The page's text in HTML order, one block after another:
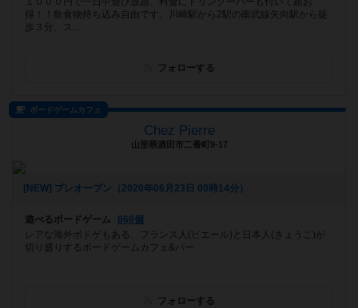
得！！飲食物持ち込み自由です。川崎駅から2駅の南武線矢向駅から徒
歩３分、ス...
フォローする
ボードゲームカフェ
Chez Pierre
山形県酒田市二番町9-17
[NEW] プレオープン（2020年06月23日 00時14分）
遊べるボードゲーム
868個
レアな海外ボドゲもある、フランス人(ピエール)と日本人(きょうこ)が
切り盛りするボードゲームカフェ&バー
フォローする